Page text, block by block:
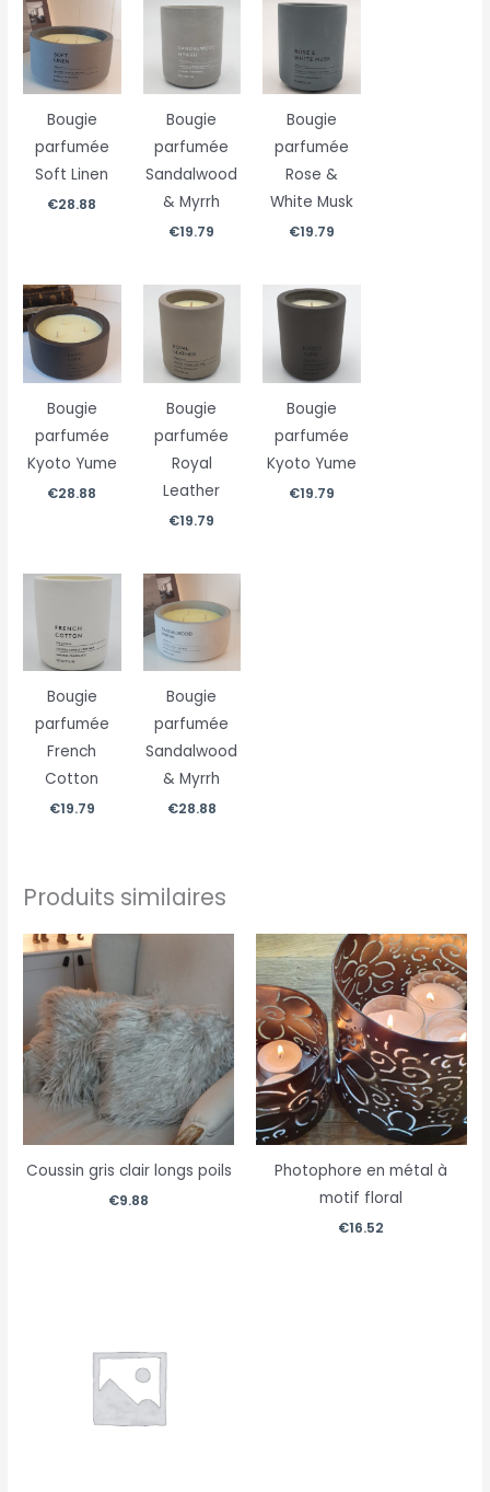
Bougie
parfumée
Soft Linen
€28.88
Bougie
parfumée
Sandalwood
& Myrrh
€19.79
Bougie
parfumée
Rose &
White Musk
€19.79
Bougie
parfumée
Kyoto Yume
€28.88
Bougie
parfumée
Royal
Leather
€19.79
Bougie
parfumée
Kyoto Yume
€19.79
Bougie
parfumée
French
Cotton
€19.79
Bougie
parfumée
Sandalwood
& Myrrh
€28.88
Produits similaires
Coussin gris clair longs poils
€9.88
Photophore en métal à
motif floral
€16.52